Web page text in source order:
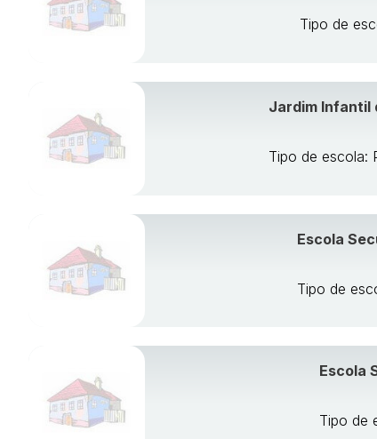
Tipo de
Jardim Infantil
Tipo de escola:
Escola
Tipo de
Escola
Tipo de